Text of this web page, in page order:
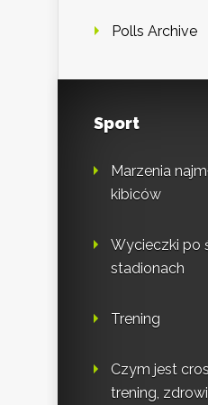
Polls Archive
Sport
Marzenia
kibiców
Wycieczki po
stadionach
Trening
Czym jest
trening,